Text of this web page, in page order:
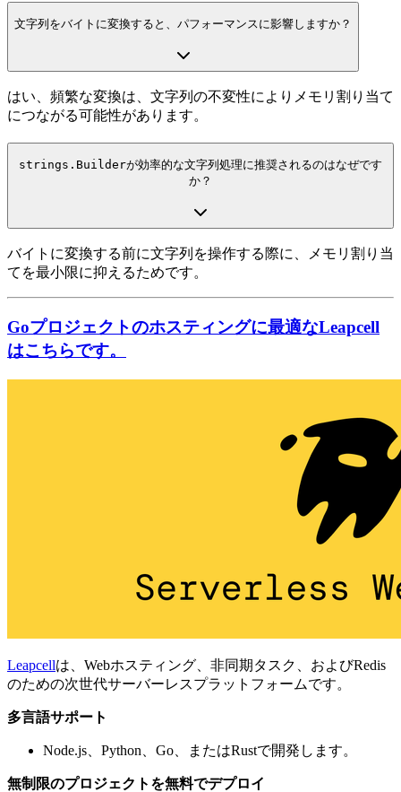
文字列をバイトに変換すると、パフォーマンスに影響しますか？
はい、頻繁な変換は、文字列の不変性によりメモリ割り当て
につながる可能性があります。
strings.Builderが効率的な文字列処理に推奨されるのはなぜです
か？
バイトに変換する前に文字列を操作する際に、メモリ割り当
てを最小限に抑えるためです。
Goプロジェクトのホスティングに最適なLeapcell
はこちらです。
Leapcellは、Webホスティング、非同期タスク、およびRedis
のための次世代サーバーレスプラットフォームです。
多言語サポート
Node.js、Python、Go、またはRustで開発します。
無制限のプロジェクトを無料でデプロイ